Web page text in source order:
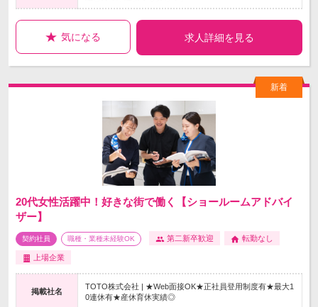
気になる 求人詳細を見る
20代女性活躍中！好きな街で働く【ショールームアドバイ
ザー】
契約社員 職種・業種未経験OK 第二新卒歓迎 転勤なし
上場企業
掲載社名
TOTO株式会社 | ★Web面接OK★正社員登用制度有★最大1
0連休有★産休育休実績◎